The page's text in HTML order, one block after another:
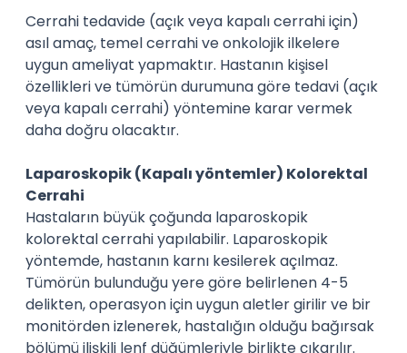
Cerrahi tedavide (açık veya kapalı cerrahi için)
asıl amaç, temel cerrahi ve onkolojik ilkelere
uygun ameliyat yapmaktır. Hastanın kişisel
özellikleri ve tümörün durumuna göre tedavi (açık
veya kapalı cerrahi) yöntemine karar vermek
daha doğru olacaktır.
Laparoskopik (Kapalı yöntemler) Kolorektal
Cerrahi
Hastaların büyük çoğunda laparoskopik
kolorektal cerrahi yapılabilir. Laparoskopik
yöntemde, hastanın karnı kesilerek açılmaz.
Tümörün bulunduğu yere göre belirlenen 4-5
delikten, operasyon için uygun aletler girilir ve bir
monitörden izlenerek, hastalığın olduğu bağırsak
bölümü ilişkili lenf düğümleriyle birlikte çıkarılır.